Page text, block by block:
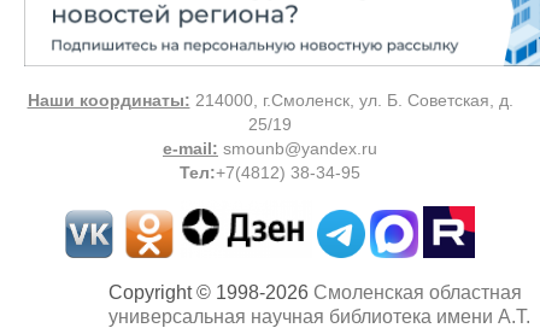
Наши координаты: 214000, г.Смоленск, ул. Б. Советская, д.
25/19
e-mail: smounb@yandex.ru
Тел:+7(4812) 38-34-95
Copyright © 1998-2026 Смоленская областная
универсальная научная библиотека имени А.Т.